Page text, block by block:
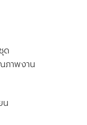
ด
ภาพงาน
น